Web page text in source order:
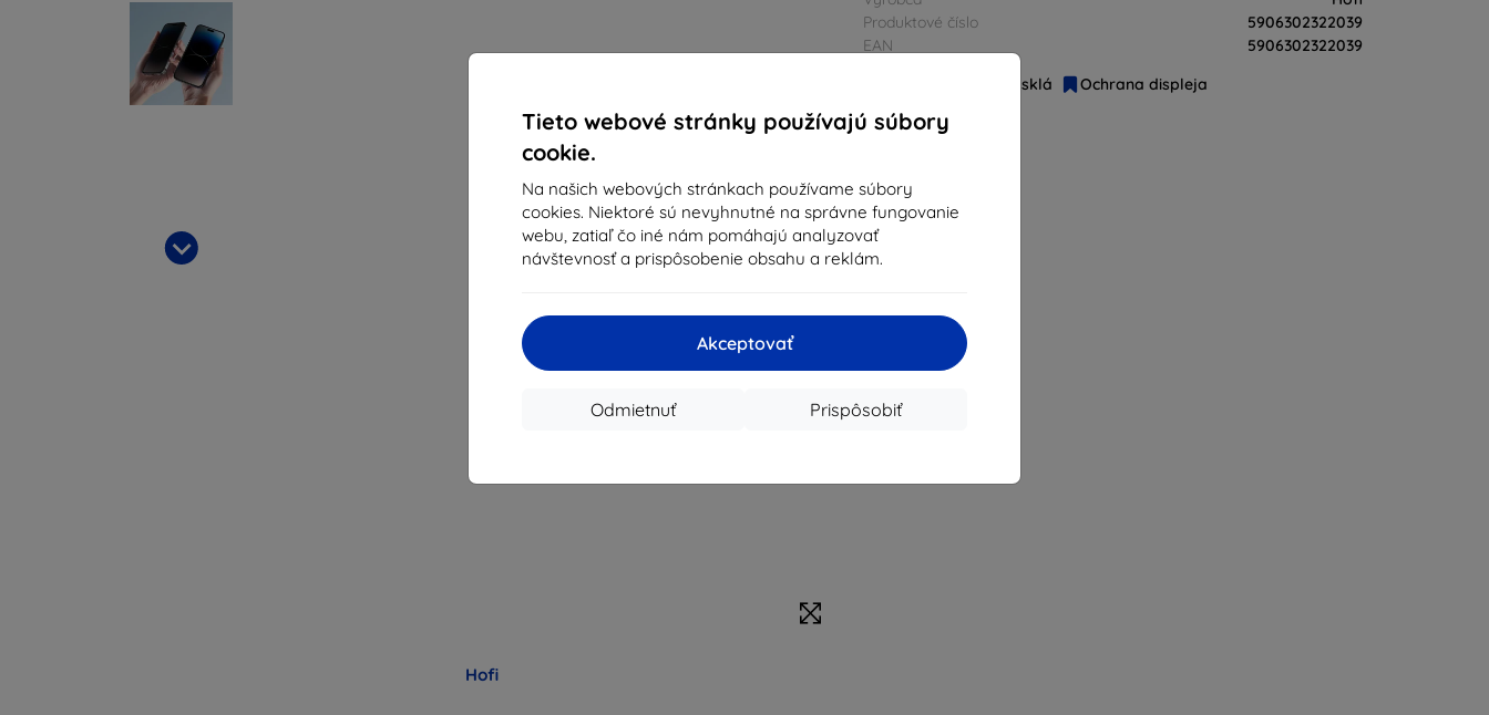
Tieto webové stránky používajú súbory
cookie.
Na našich webových stránkach používame súbory
cookies. Niektoré sú nevyhnutné na správne fungovanie
webu, zatiaľ čo iné nám pomáhajú analyzovať
návštevnosť a prispôsobenie obsahu a reklám.
Akceptovať
Prispôsobiť
Odmietnuť
Hofi
Produktové číslo
5906302322039
EAN
5906302322039
Ochranné tvrdené sklá
Ochrana displeja